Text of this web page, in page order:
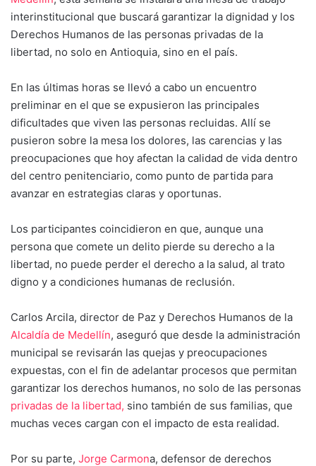
interinstitucional que buscará garantizar la dignidad y los
Derechos Humanos de las personas privadas de la
libertad, no solo en Antioquia, sino en el país.
En las últimas horas se llevó a cabo un encuentro
preliminar en el que se expusieron las principales
dificultades que viven las personas recluidas. Allí se
pusieron sobre la mesa los dolores, las carencias y las
preocupaciones que hoy afectan la calidad de vida dentro
del centro penitenciario, como punto de partida para
avanzar en estrategias claras y oportunas.
Los participantes coincidieron en que, aunque una
persona que comete un delito pierde su derecho a la
libertad, no puede perder el derecho a la salud, al trato
digno y a condiciones humanas de reclusión.
Carlos Arcila, director de Paz y Derechos Humanos de la
Alcaldía de Medellín, aseguró que desde la administración
municipal se revisarán las quejas y preocupaciones
expuestas, con el fin de adelantar procesos que permitan
garantizar los derechos humanos, no solo de las personas
privadas de la libertad, sino también de sus familias, que
muchas veces cargan con el impacto de esta realidad.
Por su parte, Jorge Carmona, defensor de derechos